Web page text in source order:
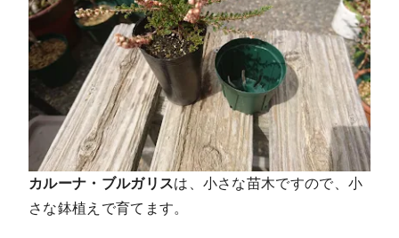
カルーナ・ブルガリスは、小さな苗木ですので、小
さな鉢植えで育てます。